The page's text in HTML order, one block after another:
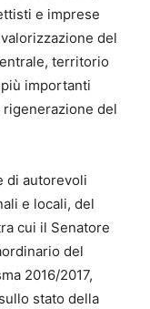
e imprese
del
territorio
importanti
del
di autorevoli
e locali, del
cui il Senatore
del
2016/2017,
stato della